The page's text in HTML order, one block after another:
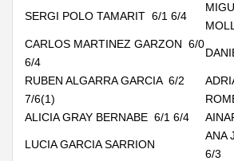
SERGI POLO TAMARIT 6/1 6/4
CARLOS MARTINEZ GARZON 6/0
6/4
RUBEN ALGARRA GARCIA 6/2
7/6(1)
ALICIA GRAY BERNABE 6/1 6/4
LUCIA GARCIA SARRION
ANA
6/3